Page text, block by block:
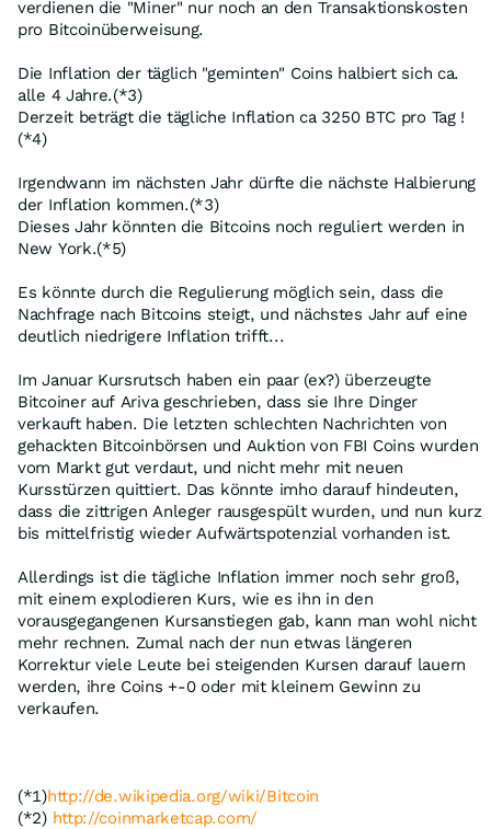
verdienen die "Miner" nur noch an den Transaktionskosten
pro Bitcoinüberweisung.
Die Inflation der täglich "geminten" Coins halbiert sich ca.
alle 4 Jahre.(*3)
Derzeit beträgt die tägliche Inflation ca 3250 BTC pro Tag !
(*4)
Irgendwann im nächsten Jahr dürfte die nächste Halbierung
der Inflation kommen.(*3)
Dieses Jahr könnten die Bitcoins noch reguliert werden in
New York.(*5)
Es könnte durch die Regulierung möglich sein, dass die
Nachfrage nach Bitcoins steigt, und nächstes Jahr auf eine
deutlich niedrigere Inflation trifft...
Im Januar Kursrutsch haben ein paar (ex?) überzeugte
Bitcoiner auf Ariva geschrieben, dass sie Ihre Dinger
verkauft haben. Die letzten schlechten Nachrichten von
gehackten Bitcoinbörsen und Auktion von FBI Coins wurden
vom Markt gut verdaut, und nicht mehr mit neuen
Kursstürzen quittiert. Das könnte imho darauf hindeuten,
dass die zittrigen Anleger rausgespült wurden, und nun kurz
bis mittelfristig wieder Aufwärtspotenzial vorhanden ist.
Allerdings ist die tägliche Inflation immer noch sehr groß,
mit einem explodieren Kurs, wie es ihn in den
vorausgegangenen Kursanstiegen gab, kann man wohl nicht
mehr rechnen. Zumal nach der nun etwas längeren
Korrektur viele Leute bei steigenden Kursen darauf lauern
werden, ihre Coins +-0 oder mit kleinem Gewinn zu
verkaufen.
(*1)http://de.wikipedia.org/wiki/Bitcoin
(*2) http://coinmarketcap.com/